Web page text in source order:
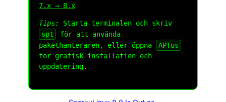
7.x → 8.x
Tips:
Starta terminalen och skriv
spt
för att använda
pakethanteraren, eller öppna
APTus
för grafisk installation och
uppdatering.